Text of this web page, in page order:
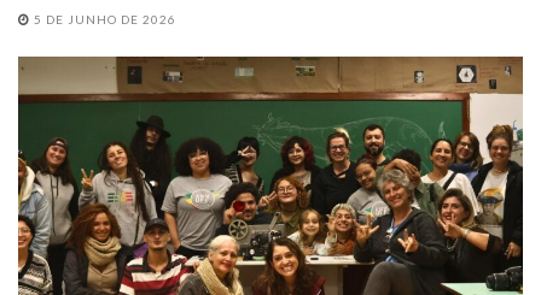
5 DE JUNHO DE 2026